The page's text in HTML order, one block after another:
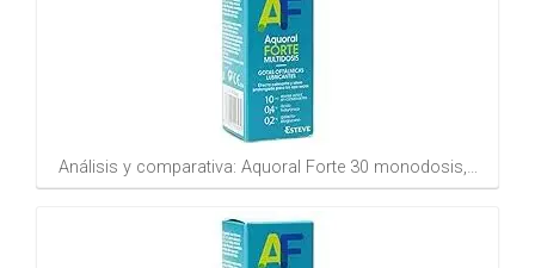
Análisis y comparativa: Aquoral Forte 30 monodosis,…